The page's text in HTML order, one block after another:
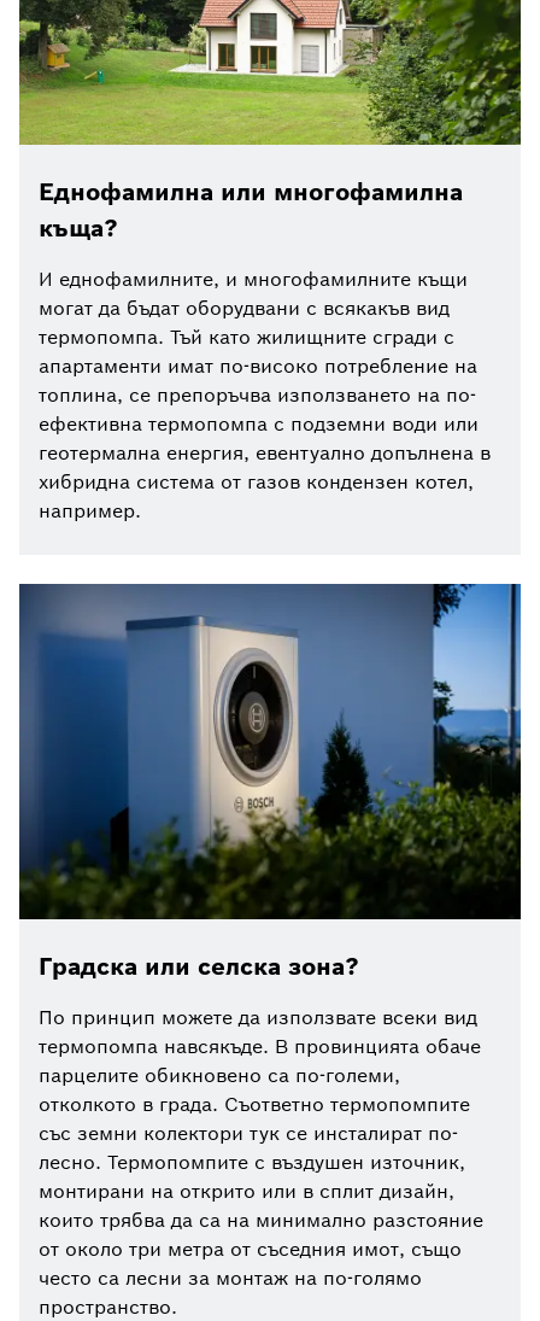
Еднофамилна или многофамилна
къща?
И еднофамилните, и многофамилните къщи
могат да бъдат оборудвани с всякакъв вид
термопомпа. Тъй като жилищните сгради с
апартаменти имат по-високо потребление на
топлина, се препоръчва използването на по-
ефективна термопомпа с подземни води или
геотермална енергия, евентуално допълнена в
хибридна система от газов кондензен котел,
например.
Градска или селска зона?
По принцип можете да използвате всеки вид
термопомпа навсякъде. В провинцията обаче
парцелите обикновено са по-големи,
отколкото в града. Съответно термопомпите
със земни колектори тук се инсталират по-
лесно. Термопомпите с въздушен източник,
монтирани на открито или в сплит дизайн,
които трябва да са на минимално разстояние
от около три метра от съседния имот, също
често са лесни за монтаж на по-голямо
пространство.